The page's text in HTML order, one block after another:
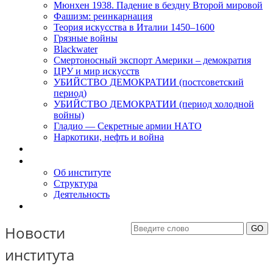
Мюнхен 1938. Падение в бездну Второй мировой
Фашизм: реинкарнация
Теория искусства в Италии 1450–1600
Грязные войны
Blackwater
Смертоносный экспорт Америки – демократия
ЦРУ и мир искусств
УБИЙСТВО ДЕМОКРАТИИ (постсоветский
период)
УБИЙСТВО ДЕМОКРАТИИ (период холодной
войны)
Гладио — Секретные армии НАТО
Наркотики, нефть и война
Об институте
Структура
Деятельность
Новости
института